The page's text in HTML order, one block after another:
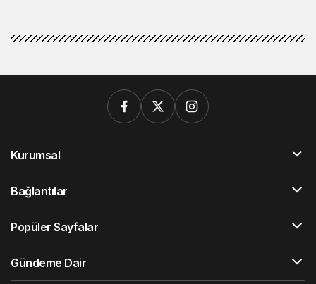
Kurumsal
Bağlantılar
Popüler Sayfalar
Gündeme Dair